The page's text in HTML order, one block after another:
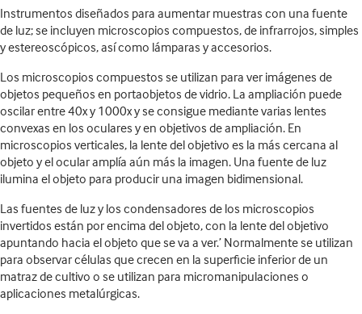
Instrumentos diseñados para aumentar muestras con una fuente
de luz; se incluyen microscopios compuestos, de infrarrojos, simples
y estereoscópicos, así como lámparas y accesorios.
Los microscopios compuestos se utilizan para ver imágenes de
objetos pequeños en portaobjetos de vidrio. La ampliación puede
oscilar entre 40x y 1000x y se consigue mediante varias lentes
convexas en los oculares y en objetivos de ampliación. En
microscopios verticales, la lente del objetivo es la más cercana al
objeto y el ocular amplía aún más la imagen. Una fuente de luz
ilumina el objeto para producir una imagen bidimensional.
Las fuentes de luz y los condensadores de los microscopios
invertidos están por encima del objeto, con la lente del objetivo
apuntando hacia el objeto que se va a ver.’ Normalmente se utilizan
para observar células que crecen en la superficie inferior de un
matraz de cultivo o se utilizan para micromanipulaciones o
aplicaciones metalúrgicas.